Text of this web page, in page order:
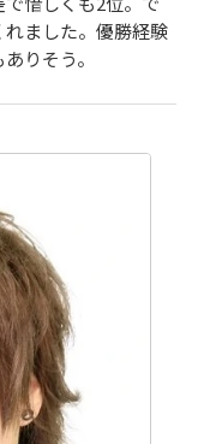
ました。優勝経験
りそう。